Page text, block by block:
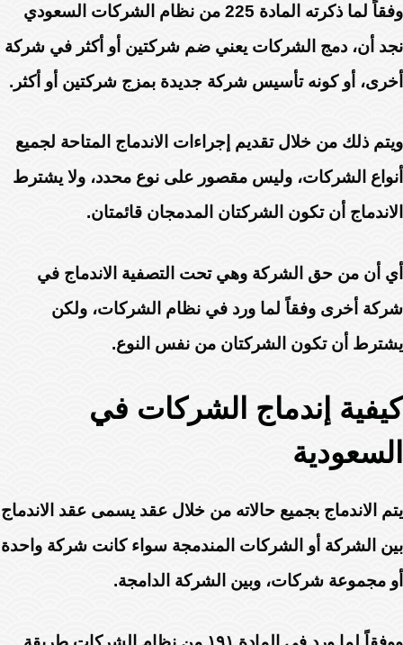
وفقاً لما ذكرته المادة 225 من نظام الشركات السعودي
نجد أن، دمج الشركات يعني ضم شركتين أو أكثر في شركة
أخرى، أو كونه تأسيس شركة جديدة بمزج شركتين أو أكثر.
ويتم ذلك من خلال تقديم إجراءات الاندماج المتاحة لجميع
أنواع الشركات، وليس مقصور على نوع محدد، ولا يشترط
الاندماج أن تكون الشركتان المدمجان قائمتان.
أي أن من حق الشركة وهي تحت التصفية الاندماج في
شركة أخرى وفقاً لما ورد في نظام الشركات، ولكن
يشترط أن تكون الشركتان من نفس النوع.
كيفية إندماج الشركات في
السعودية
يتم الاندماج بجميع حالاته من خلال عقد يسمى عقد الاندماج
بين الشركة أو الشركات المندمجة سواء كانت شركة واحدة
أو مجموعة شركات، وبين الشركة الدامجة.